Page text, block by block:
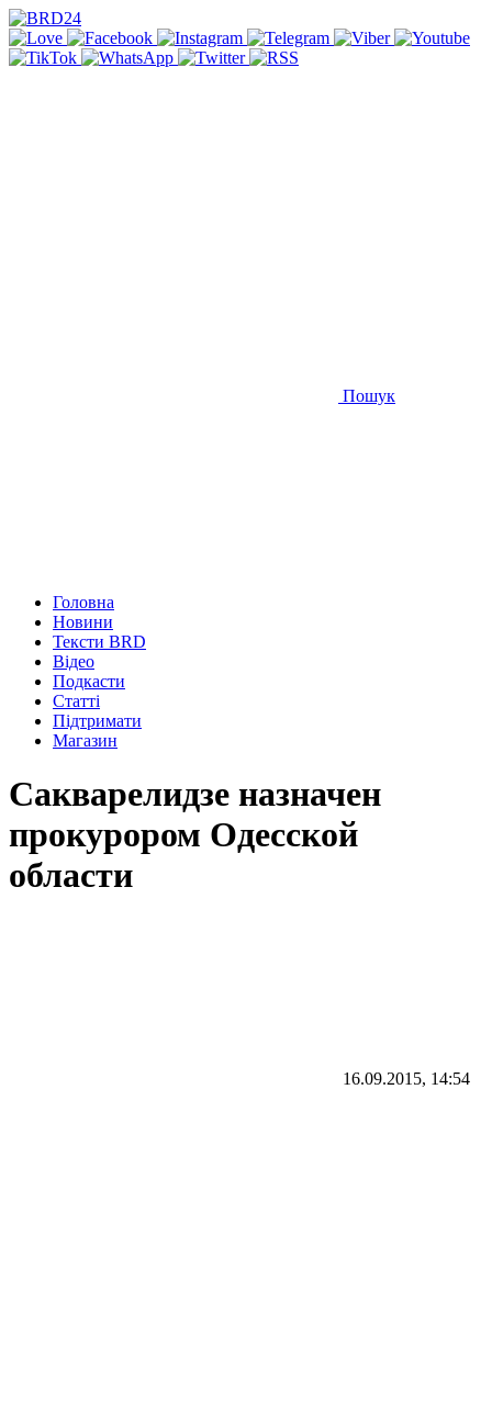
Пошук
Головна
Новини
Тексти BRD
Відео
Подкасти
Статті
Підтримати
Магазин
Сакварелидзе назначен
прокурором Одесской
области
16.09.2015, 14:54